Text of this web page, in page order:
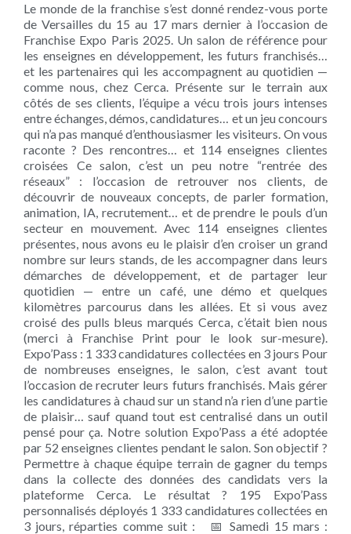
Le monde de la franchise s’est donné rendez-vous porte
de Versailles du 15 au 17 mars dernier à l’occasion de
Franchise Expo Paris 2025. Un salon de référence pour
les enseignes en développement, les futurs franchisés…
et les partenaires qui les accompagnent au quotidien —
comme nous, chez Cerca. Présente sur le terrain aux
côtés de ses clients, l’équipe a vécu trois jours intenses
entre échanges, démos, candidatures… et un jeu concours
qui n’a pas manqué d’enthousiasmer les visiteurs. On vous
raconte ? Des rencontres… et 114 enseignes clientes
croisées Ce salon, c’est un peu notre “rentrée des
réseaux” : l’occasion de retrouver nos clients, de
découvrir de nouveaux concepts, de parler formation,
animation, IA, recrutement… et de prendre le pouls d’un
secteur en mouvement. Avec 114 enseignes clientes
présentes, nous avons eu le plaisir d’en croiser un grand
nombre sur leurs stands, de les accompagner dans leurs
démarches de développement, et de partager leur
quotidien — entre un café, une démo et quelques
kilomètres parcourus dans les allées. Et si vous avez
croisé des pulls bleus marqués Cerca, c’était bien nous
(merci à Franchise Print pour le look sur-mesure).
Expo’Pass : 1 333 candidatures collectées en 3 jours Pour
de nombreuses enseignes, le salon, c’est avant tout
l’occasion de recruter leurs futurs franchisés. Mais gérer
les candidatures à chaud sur un stand n’a rien d’une partie
de plaisir… sauf quand tout est centralisé dans un outil
pensé pour ça. Notre solution Expo’Pass a été adoptée
par 52 enseignes clientes pendant le salon. Son objectif ?
Permettre à chaque équipe terrain de gagner du temps
dans la collecte des données des candidats vers la
plateforme Cerca. Le résultat ? 195 Expo’Pass
personnalisés déployés 1 333 candidatures collectées en
3 jours, réparties comme suit : 📅 Samedi 15 mars :